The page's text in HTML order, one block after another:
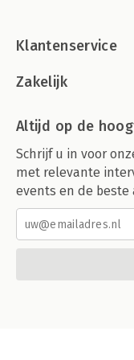
Klantenservice
Zakelijk
Altijd op de
Schrijf u in voor
met relevante
events en de beste